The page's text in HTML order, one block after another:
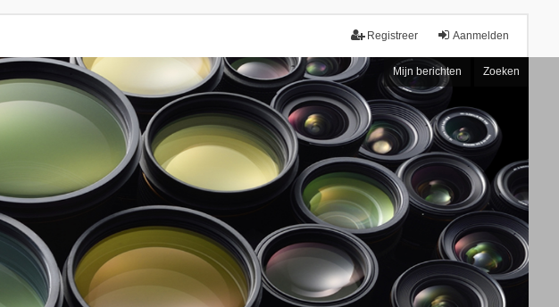
Aanmelden
Registreer
Mijn berichten Zoeken